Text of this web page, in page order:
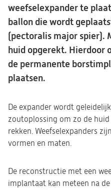
weefselexpander te
ballon die wordt
(pectoralis major spier).
huid opgerekt. Hierdoor
de permanente
plaatsen.
De expander wordt
zoutoplossing om zo de
rekken. Weefselexpanders
vormen en maten.
De reconstructie met een
implantaat kan meteen na